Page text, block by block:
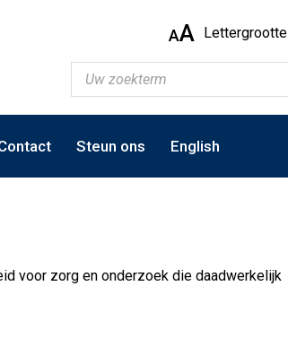
AA Lettergrootte
Steun ons English
voor zorg en onderzoek die daadwerkelijk